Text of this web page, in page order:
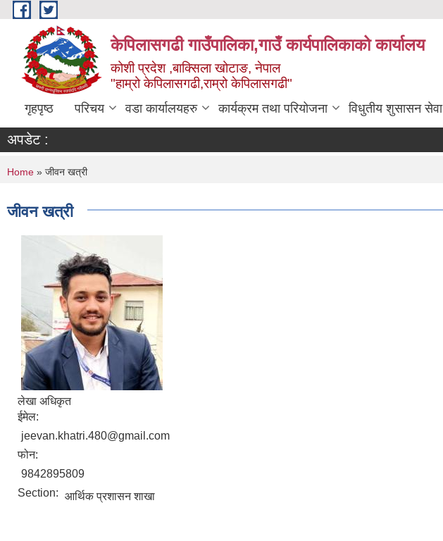
Skip to main content
केपिलासगढी गाउँपालिका,गाउँ कार्यपालिकाको कार्यालय
कोशी प्रदेश ,बाक्सिला खोटाङ, नेपाल
"हाम्रो केपिलासगढी,राम्रो केपिलासगढी"
गृहपृष्ठ परिचय वडा कार्यालयहरु कार्यक्रम तथा परियोजना विधुतीय शुसासन सेवा
अपडेट :
You are here
Home » जीवन खत्री
जीवन खत्री
लेखा अधिकृत
ईमेल:
jeevan.khatri.480@gmail.com
फोन:
9842895809
Section: आर्थिक प्रशासन शाखा